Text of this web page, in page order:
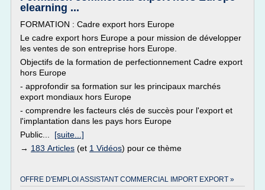
elearning ...
FORMATION : Cadre export hors Europe
Le cadre export hors Europe a pour mission de développer
les ventes de son entreprise hors Europe.
Objectifs de la formation de perfectionnement Cadre export
hors Europe
- approfondir sa formation sur les principaux marchés
export mondiaux hors Europe
- comprendre les facteurs clés de succès pour l'export et
l'implantation dans les pays hors Europe
Public... [suite...]
→ 183 Articles (et 1 Vidéos) pour ce thème
OFFRE D'EMPLOI ASSISTANT COMMERCIAL IMPORT EXPORT »